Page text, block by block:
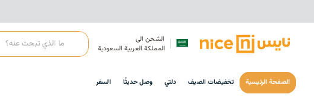
الشحن الى
المملكة العربية السعودية
الصفحة الرئيسية تخفيضات الصيف دلتي وصل حديثًا السفر